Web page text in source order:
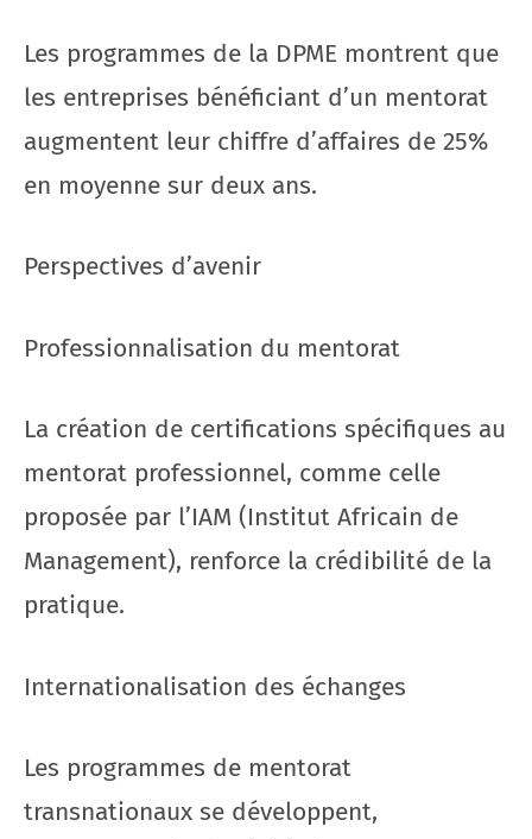
Les programmes de la DPME montrent que
les entreprises bénéficiant d’un mentorat
augmentent leur chiffre d’affaires de 25%
en moyenne sur deux ans.
Perspectives d’avenir
Professionnalisation du mentorat
La création de certifications spécifiques au
mentorat professionnel, comme celle
proposée par l’IAM (Institut Africain de
Management), renforce la crédibilité de la
pratique.
Internationalisation des échanges
Les programmes de mentorat
transnationaux se développent,